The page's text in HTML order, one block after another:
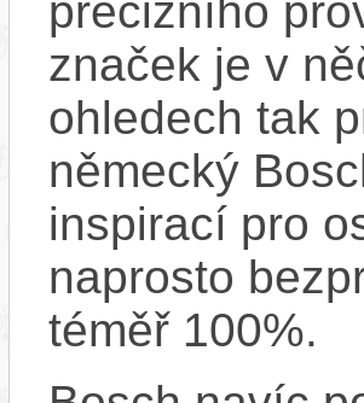
precizního
značek je v
ohledech tak
německý
inspirací pro
naprosto
téměř 100%.